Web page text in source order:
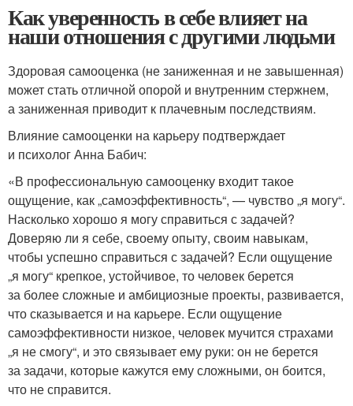
Как уверенность в себе влияет на
наши отношения с другими людьми
Здоровая самооценка (не заниженная и не завышенная)
может стать отличной опорой и внутренним стержнем,
а заниженная приводит к плачевным последствиям.
Влияние самооценки на карьеру подтверждает
и психолог Анна Бабич:
«В профессиональную самооценку входит такое
ощущение, как „самоэффективность“, — чувство „я могу“.
Насколько хорошо я могу справиться с задачей?
Доверяю ли я себе, своему опыту, своим навыкам,
чтобы успешно справиться с задачей? Если ощущение
„я могу“ крепкое, устойчивое, то человек берется
за более сложные и амбициозные проекты, развивается,
что сказывается и на карьере. Если ощущение
самоэффективности низкое, человек мучится страхами
„я не смогу“, и это связывает ему руки: он не берется
за задачи, которые кажутся ему сложными, он боится,
что не справится.